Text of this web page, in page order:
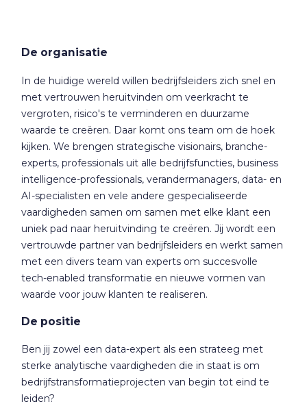
De organisatie
In de huidige wereld willen bedrijfsleiders zich snel en
met vertrouwen heruitvinden om veerkracht te
vergroten, risico's te verminderen en duurzame
waarde te creëren. Daar komt ons team om de hoek
kijken. We brengen strategische visionairs, branche-
experts, professionals uit alle bedrijfsfuncties, business
intelligence-professionals, verandermanagers, data- en
AI-specialisten en vele andere gespecialiseerde
vaardigheden samen om samen met elke klant een
uniek pad naar heruitvinding te creëren. Jij wordt een
vertrouwde partner van bedrijfsleiders en werkt samen
met een divers team van experts om succesvolle
tech-enabled transformatie en nieuwe vormen van
waarde voor jouw klanten te realiseren.
De positie
Ben jij zowel een data-expert als een strateeg met
sterke analytische vaardigheden die in staat is om
bedrijfstransformatieprojecten van begin tot eind te
leiden?